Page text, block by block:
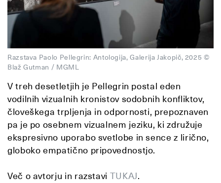
Razstava Paolo Pellegrin: Antologija, Galerija Jakopič, 2025 ©
Blaž Gutman / MGML
V treh desetletjih je Pellegrin postal eden
vodilnih vizualnih kronistov sodobnih konfliktov,
človeškega trpljenja in odpornosti, prepoznaven
pa je po osebnem vizualnem jeziku, ki združuje
ekspresivno uporabo svetlobe in sence z lirično,
globoko empatično pripovednostjo.
Več o avtorju in razstavi TUKAJ.